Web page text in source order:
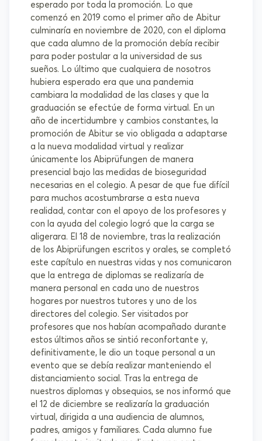
esperado por toda la promoción. Lo que
comenzó en 2019 como el primer año de Abitur
culminaría en noviembre de 2020, con el diploma
que cada alumno de la promoción debía recibir
para poder postular a la universidad de sus
sueños. Lo último que cualquiera de nosotros
hubiera esperado era que una pandemia
cambiara la modalidad de las clases y que la
graduación se efectúe de forma virtual. En un
año de incertidumbre y cambios constantes, la
promoción de Abitur se vio obligada a adaptarse
a la nueva modalidad virtual y realizar
únicamente los Abiprüfungen de manera
presencial bajo las medidas de bioseguridad
necesarias en el colegio. A pesar de que fue difícil
para muchos acostumbrarse a esta nueva
realidad, contar con el apoyo de los profesores y
con la ayuda del colegio logró que la carga se
aligerara. El 18 de noviembre, tras la realización
de los Abiprüfungen escritos y orales, se completó
este capítulo en nuestras vidas y nos comunicaron
que la entrega de diplomas se realizaría de
manera personal en cada uno de nuestros
hogares por nuestros tutores y uno de los
directores del colegio. Ser visitados por
profesores que nos habían acompañado durante
estos últimos años se sintió reconfortante y,
definitivamente, le dio un toque personal a un
evento que se debía realizar manteniendo el
distanciamiento social. Tras la entrega de
nuestros diplomas y obsequios, se nos informó que
el 12 de diciembre se realizaría la graduación
virtual, dirigida a una audiencia de alumnos,
padres, amigos y familiares. Cada alumno fue